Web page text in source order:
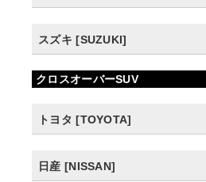
スズキ [SUZUKI]
クロスオーバーSUV
トヨタ [TOYOTA]
日産 [NISSAN]